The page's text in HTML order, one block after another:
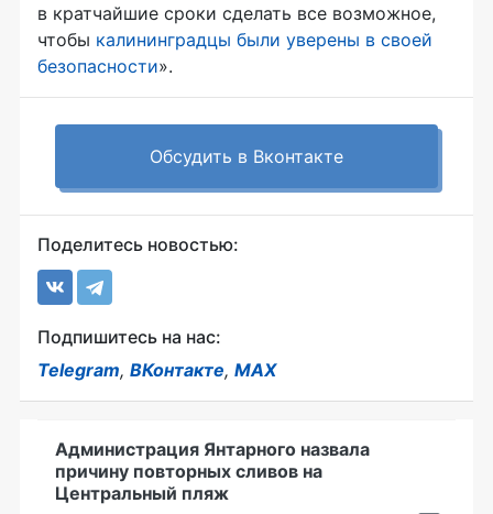
в кратчайшие сроки сделать все возможное,
чтобы калининградцы были уверены в своей
безопасности».
Обсудить в Вконтакте
Поделитесь новостью:
Подпишитесь на нас:
Telegram, ВКонтакте, MAX
Администрация Янтарного назвала
причину повторных сливов на
Центральный пляж